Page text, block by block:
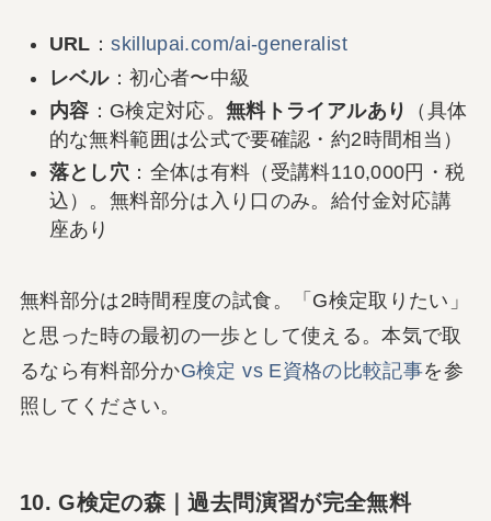
URL ：skillupai.com/ai-generalist
レベル：初心者〜中級
内容 ：G検定対応。無料トライアルあり
（具体
的な無料範囲は公式で要確認・約2時間相当）
落とし穴 ：全体は有料（受講料110,000円・税
込）。無料部分は入り口のみ。給付金対応講
座あり
無料部分は2時間程度の試食。「G検定取りたい」
と思った時の最初の一歩として使える。本気で取
るなら有料部分かG検定 vs E資格の比較記事を参
照してください。
10. G検定の森｜過去問演習が完全無料